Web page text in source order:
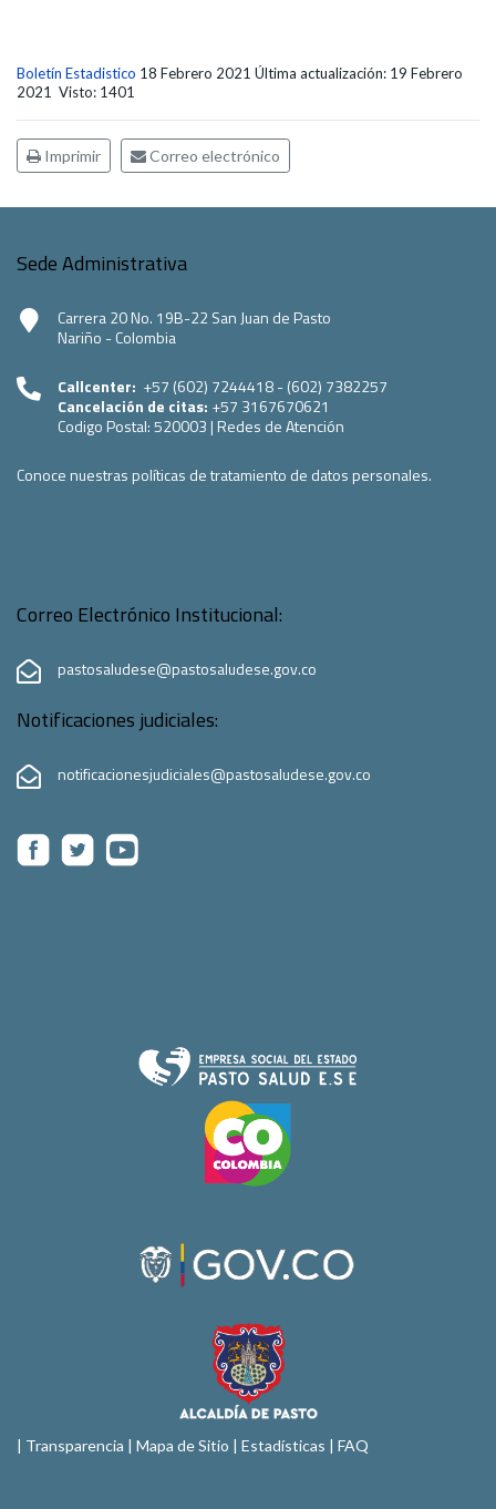
Boletín Estadistico 18 Febrero 2021 Última actualización: 19 Febrero
2021 Visto: 1401
Imprimir Correo electrónico
Sede Administrativa
Carrera 20 No. 19B-22 San Juan de Pasto
Nariño - Colombia
Callcenter: +57 (602) 7244418 - (602) 7382257
Cancelación de citas: +57 3167670621
Codigo Postal:520003 | Redes de Atención
Conoce nuestras políticas de tratamiento de datos personales.
Correo Electrónico Institucional:
pastosaludese@pastosaludese.gov.co
Notificaciones judiciales:
notificacionesjudiciales@pastosaludese.gov.co
| Transparencia | Mapa de Sitio | Estadísticas | FAQ